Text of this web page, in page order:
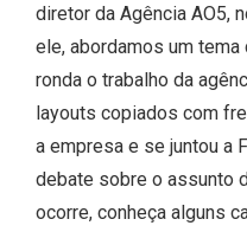
diretor da Agência AO5,
ele, abordamos um
ronda o trabalho da
layouts copiados com
a empresa e se juntou a
debate sobre o assunto
ocorre, conheça alguns